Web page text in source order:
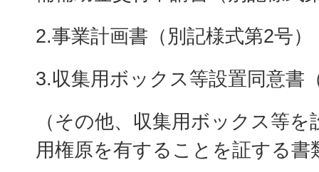
2.事業計画書（別記様式第2号）
3.収集用ボックス等設置同意書
（その他、収集用ボックス等
用権原を有することを証する書